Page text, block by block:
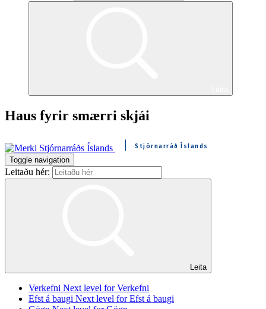
Haus fyrir smærri skjái
Stjórnarráð Íslands
Toggle navigation
Leitaðu hér:
Leita
Verkefni Next level for Verkefni
Efst á baugi Next level for Efst á baugi